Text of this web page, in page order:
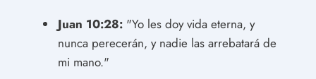
Juan 10:28: "Yo les doy vida eterna, y
nunca perecerán, y nadie las arrebatará de
mi mano."